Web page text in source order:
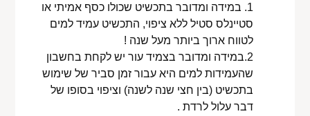
1. במידה ומדובר בתכשיט שכולו כסף אמיתי או
סטיינלס סטיל ללא ציפוי, התכשיט עמיד למים
לטווח ארוך ביותר מעל שנה !
2.במידה ומדובר בצמיד עור יש לקחת בחשבון
שהעמידות למים היא עבור זמן סביר של שימוש
בתכשיט (בין חצי שנה לשנה) וציפוי בסופו של
דבר עלול לרדת .